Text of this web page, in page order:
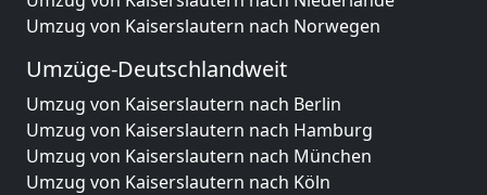
Umzug von Kaiserslautern nach Norwegen
Umzüge-Deutschlandweit
Umzug von Kaiserslautern nach Berlin
Umzug von Kaiserslautern nach Hamburg
Umzug von Kaiserslautern nach München
Umzug von Kaiserslautern nach Köln